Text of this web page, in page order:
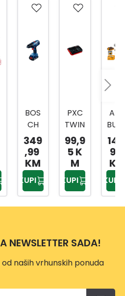
BUŠIL
GSR
180LI
2X2A
H L
349
KUPI
TWIN
CHA
RGER
DUPL
PUNJ
AČ
99,9
KUPI
BUŠIL
149,
KUPI
NEWSLETTER SADA!
naših vrhunskih ponuda